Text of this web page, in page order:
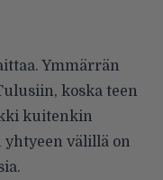
Ymmärrän
koska teen
kuitenkin
yhtyeen välillä on